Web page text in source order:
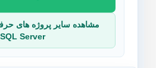
مشاهده سایر پروژه های
SQL Server